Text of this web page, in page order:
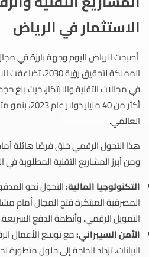
الاستثمار في الرياض
أصبحت الرياض اليوم وجهة بارزة في
المملكة لتحقيق
في مجالات التقنية والابتكار، حيث
أكثر من 40
العالمي.
هذا التحول الرقمي خلق فرصًا هائلة
ومن أبرز المشاريع التقنية المطلوبة في
التكنولوجيا المالية:التحول نحو
المصرفية المبتكرة فتح المجال أمام
التمويل الرقمي، وأنظمة الدفع السريعة.
الأمن السيبراني:مع توسع الأعمال
البيانات، تزداد الحاجة إلى حلول